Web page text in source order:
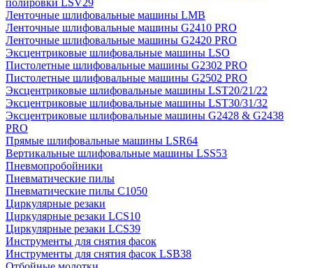
полировки LSV29
Ленточные шлифовальные машины LMB
Ленточные шлифовальные машины G2410 PRO
Ленточные шлифовальные машины G2420 PRO
Эксцентриковые шлифовальные машины LSO
Пистолетные шлифовальные машины G2302 PRO
Пистолетные шлифовальные машины G2502 PRO
Эксцентриковые шлифовальные машины LST20/21/22
Эксцентриковые шлифовальные машины LST30/31/32
Эксцентриковые шлифовальные машины G2428 & G2438
PRO
Прямые шлифовальные машины LSR64
Вертикальные шлифовальные машины LSS53
Пневмопробойники
Пневматические пилы
Пневматические пилы C1050
Циркулярные резаки
Циркулярные резаки LCS10
Циркулярные резаки LCS39
Инструменты для снятия фасок
Инструменты для снятия фасок LSB38